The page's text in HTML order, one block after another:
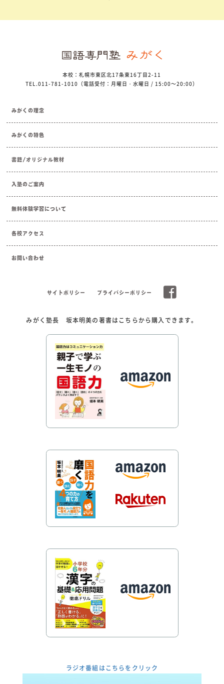
本校：札幌市東区北17条東16丁目2-11
TEL.011-781-1010（電話受付：月曜日・水曜日 / 15:00～20:00）
みがくの理念
みがくの特色
書籍/オリジナル教材
入塾のご案内
無料体験学習について
各校アクセス
お問い合わせ
サイトポリシー プライバシーポリシー
みがく塾長 坂本明美の著書はこちらから購入できます。
ラジオ番組はこちらをクリック